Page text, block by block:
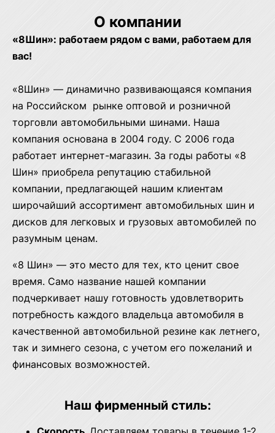
О компании
«8Шин»: работаем рядом с вами, работаем для
вас!
«8Шин» — динамично развивающаяся компания
на Российском рынке оптовой и розничной
торговли автомобильными шинами. Наша
компания основана в 2004 году. С 2006 года
работает интернет-магазин. За годы работы «8
Шин» приобрела репутацию стабильной
компании, предлагающей нашим клиентам
широчайший ассортимент автомобильных шин и
дисков для легковых и грузовых автомобилей по
разумным ценам.
«8 Шин» — это место для тех, кто ценит свое
время. Само название нашей компании
подчеркивает нашу готовность удовлетворить
потребность каждого владельца автомобиля в
качественной автомобильной резине как летнего,
так и зимнего сезона, с учетом его пожеланий и
финансовых возможностей.
Наш фирменный стиль: